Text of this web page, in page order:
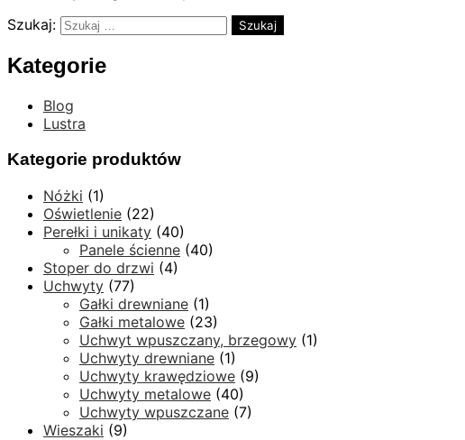
Szukaj:
Kategorie
Blog
Lustra
Kategorie produktów
Nóżki (1)
Oświetlenie (22)
Perełki i unikaty (40)
Panele ścienne (40)
Stoper do drzwi (4)
Uchwyty (77)
Gałki drewniane (1)
Gałki metalowe (23)
Uchwyt wpuszczany, brzegowy (1)
Uchwyty drewniane (1)
Uchwyty krawędziowe (9)
Uchwyty metalowe (40)
Uchwyty wpuszczane (7)
Wieszaki (9)